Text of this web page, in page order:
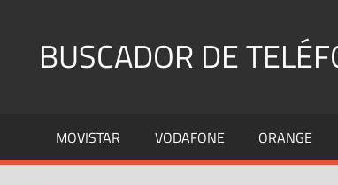
contenidoBUSCADOR DE
Fijos
y
MOVISTAR VODAFONE ORANGE